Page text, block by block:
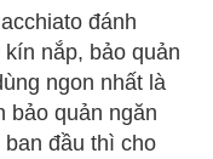
đánh
nắp, bảo quản
ngon nhất là
bảo quản ngăn
đầu thì cho